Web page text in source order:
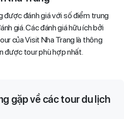
được đánh giá với số điểm trung
giá. Các đánh giá hữu ích bởi
của Visit Nha Trang là thông
được tour phù hợp nhất.
gặp về các tour du lịch